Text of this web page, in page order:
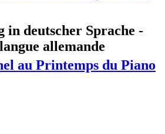
au Printemps du Piano